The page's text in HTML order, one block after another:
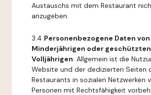
Austauschs mit dem Restaurant
anzugeben.
3.4 Personenbezogene Daten von
Minderjährigen oder geschützten
Volljährigen: Allgemein ist die
Website und der dedizierten Seiten
Restaurants in sozialen Netzwerken
Personen mit Rechtsfähigkeit